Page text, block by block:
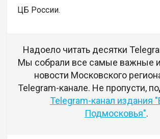
ЦБ России.
Надоело читать десятки
Мы собрали все самые важные
новости Московского
Telegram-канале. Не пропусти,
Telegram-канал издания
Подмосковья".